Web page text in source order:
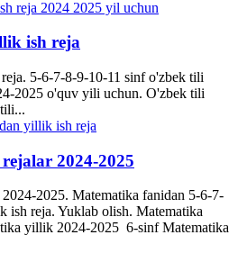
ish reja
5-6-7-8-9-10-11 sinf o'zbek tili
2025 o'quv yili uchun. O'zbek tili
2024-2025
2025. Matematika fanidan 5-6-7-
ish reja. Yuklab olish. Matematika
yillik 2024-2025 6-sinf Matematika